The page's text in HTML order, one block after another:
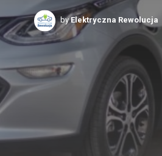
by Elektryczna Rewolucja